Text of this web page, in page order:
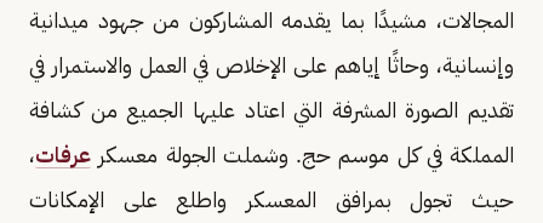
المجالات، مشيدًا بما يقدمه المشاركون من جهود ميدانية
وإنسانية، وحاثًا إياهم على الإخلاص في العمل والاستمرار في
تقديم الصورة المشرفة التي اعتاد عليها الجميع من كشافة
المملكة في كل موسم حج. وشملت الجولة معسكر عرفات،
حيث تجول بمرافق المعسكر واطلع على الإمكانات